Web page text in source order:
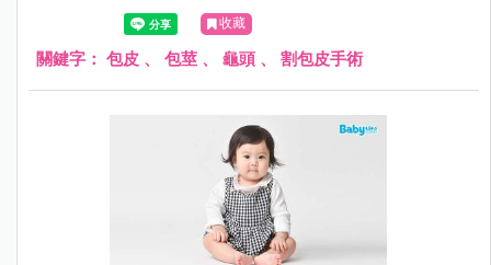
收藏
關鍵字： 包皮 、 包莖 、 龜頭 、 割包皮手術